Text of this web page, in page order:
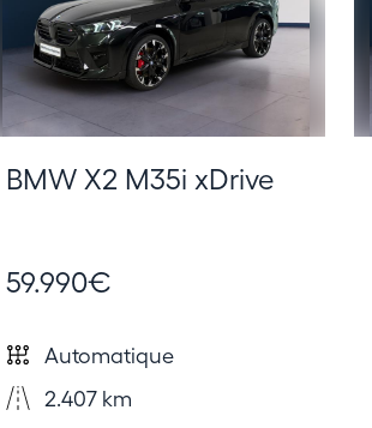
BMW X2 M35i xDrive
59.990€
Automatique
2.407 km